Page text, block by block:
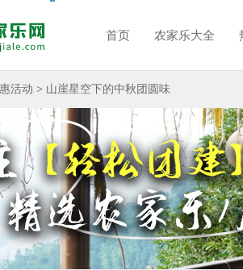
首页 农家乐大全
活动 > 山崖星空下的中秋团圆味